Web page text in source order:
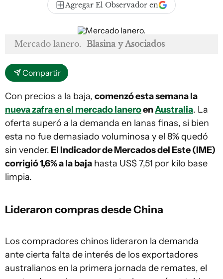
Agregar El Observador en
Mercado lanero. Blasina y Asociados
Compartir
Con precios a la baja, comenzó esta semana la
nueva zafra en el mercado laneroenAustralia. La
oferta superó a la demanda en lanas finas, si bien
esta no fue demasiado voluminosa y el 8% quedó
sin vender. El Indicador de Mercados del Este (IME)
corrigió 1,6% a la baja hasta US$ 7,51 por kilo base
limpia.
Lideraron compras desdeChina
Los compradores chinos lideraron la demanda
ante cierta falta de interés de los exportadores
australianos en la primera jornada de remates, el